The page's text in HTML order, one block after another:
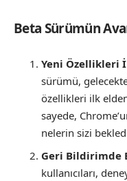
Beta Sürümün
Yeni Özellikleri
sürümü,
özellikleri ilk
sayede,
nelerin sizi
Geri Bildirimde
kullanıcıları,